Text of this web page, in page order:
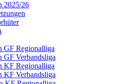
2025/26
GF Regionalliga
GF Verbandsliga
KF Regionalliga
KF Verbandsliga